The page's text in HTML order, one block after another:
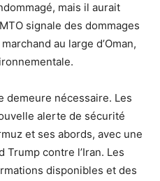
mais il aurait
signale des dommages
au large d’Oman,
demeure nécessaire. Les
alerte de sécurité
et ses abords, avec une
contre l’Iran. Les
disponibles et des